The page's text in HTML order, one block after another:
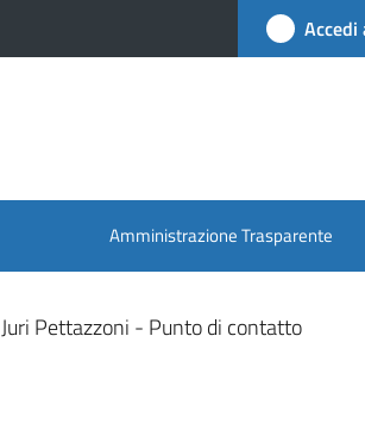
Accedi
Amministrazione Trasparente
Juri Pettazzoni - Punto di contatto